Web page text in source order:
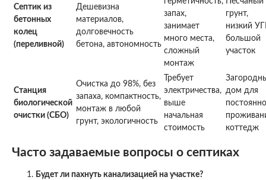
Септик из
бетонных
колец
(переливной)
Дешевизна
материалов,
долговечность
бетона, автономность
запах,
занимает
много места,
сложный
монтаж
грунт,
низкий
большой
участок
Станция
биологической
очистки (СБО)
Очистка до 98%, без
запаха, компактность,
монтаж в любой
грунт, экологичность
Требует
электричества,
выше
начальная
стоимость
дом для
коттедж
Часто задаваемые вопросы о септиках
Будет ли пахнуть канализацией на участке?